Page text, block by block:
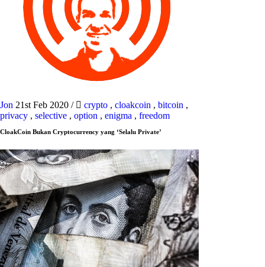
Jon 21st Feb 2020 / crypto , cloakcoin , bitcoin ,
privacy , selective , option , enigma , freedom
CloakCoin Bukan Cryptocurrency yang ‘Selalu Private’